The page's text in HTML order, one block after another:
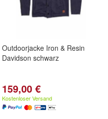
Outdoorjacke Iron & Resin
Davidson schwarz
159,00 €
Kostenloser Versand